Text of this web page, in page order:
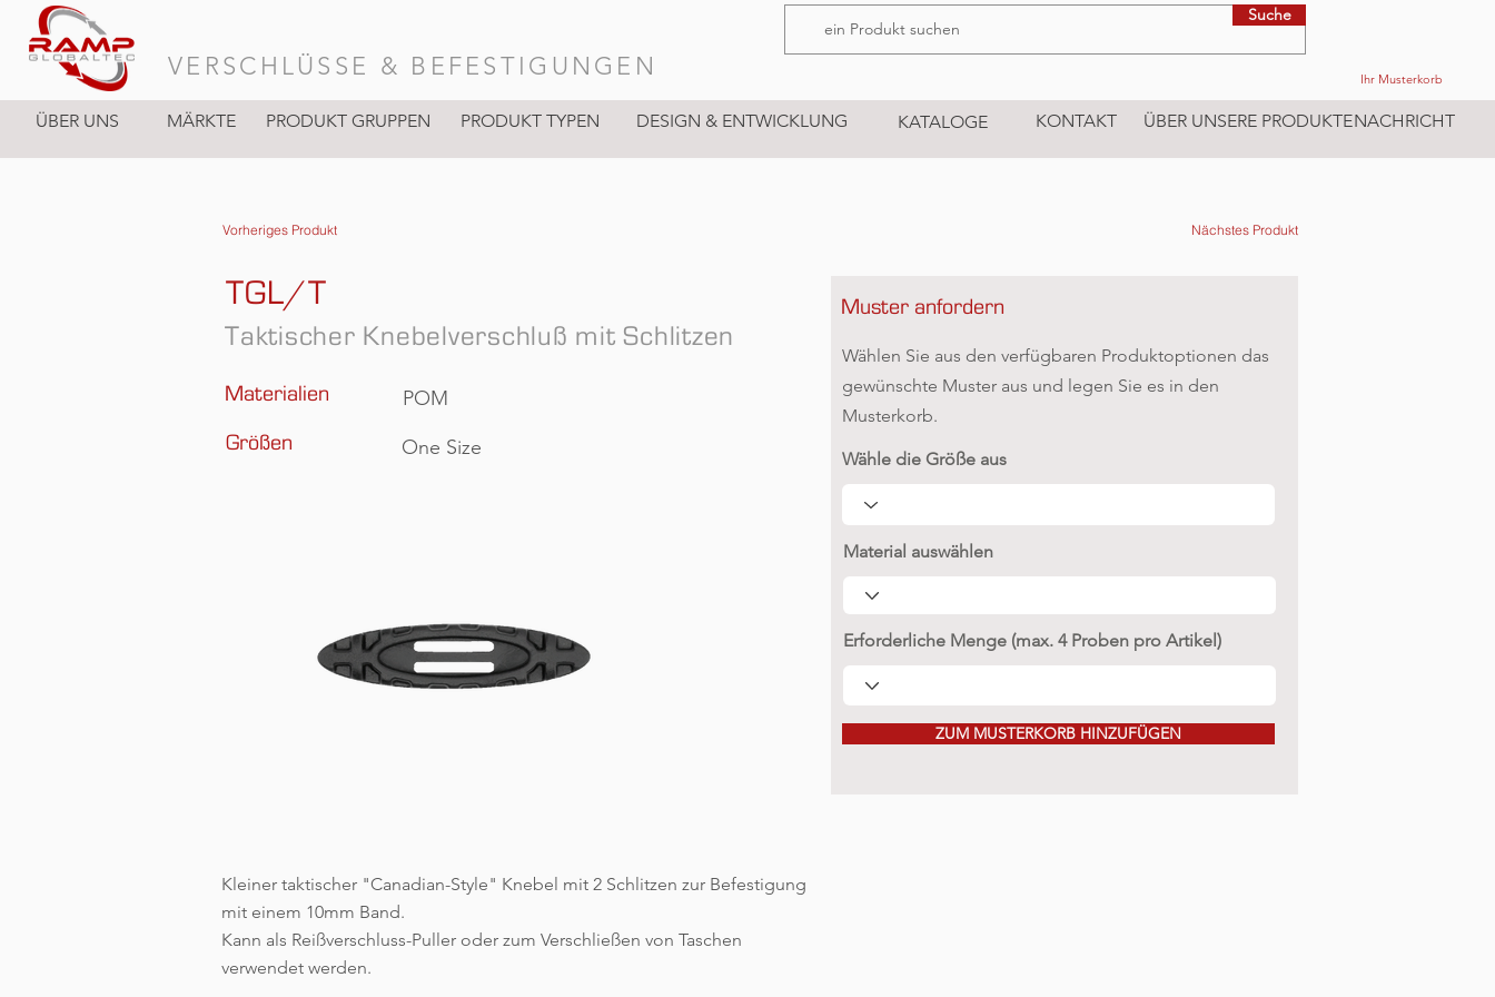
VERSCHLÜSSE & BEFESTIGUNGEN
ÜBER UNS MÄRKTE PRODUKT GRUPPEN PRODUKT TYPEN DESIGN & ENTWICKLUNG KATALOGE KONTAKT ÜBER UNSERE PRODUKTENACHRICHT
Ihr Musterkorb
Suche
Vorheriges Produkt
Taktischer Knebelverschluß mit Schlitzen
Materialien
Größen
POM
One Size
Kleiner taktischer "Canadian-Style" Knebel mit 2 Schlitzen zur Befestigung
mit einem 10mm Band.
Kann als Reißverschluss-Puller oder zum Verschließen von Taschen
verwendet werden.
TGL/T
Nächstes Produkt
Muster anfordern
Wählen Sie aus den verfügbaren Produktoptionen das
gewünschte Muster aus und legen Sie es in den
Musterkorb.
Wähle die Größe aus
Material auswählen
Erforderliche Menge (max. 4 Proben pro Artikel)
ZUM MUSTERKORB HINZUFÜGEN